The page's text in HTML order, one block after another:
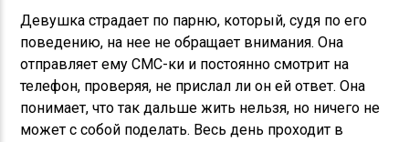
Девушка страдает по парню, который, судя по его
поведению, на нее не обращает внимания. Она
отправляет ему СМС-ки и постоянно смотрит на
телефон, проверяя, не прислал ли он ей ответ. Она
понимает, что так дальше жить нельзя, но ничего не
может с собой поделать. Весь день проходит в